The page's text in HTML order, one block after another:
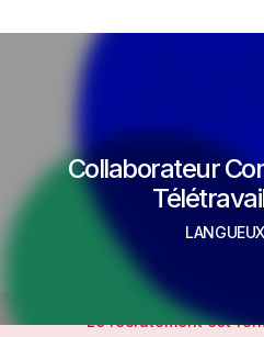
Collaborateur
LANGUEUX
Le recrutement est